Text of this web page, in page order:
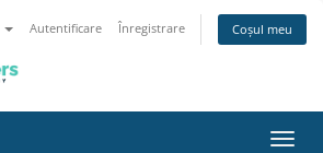
Autentificare Înregistrare Coșul meu